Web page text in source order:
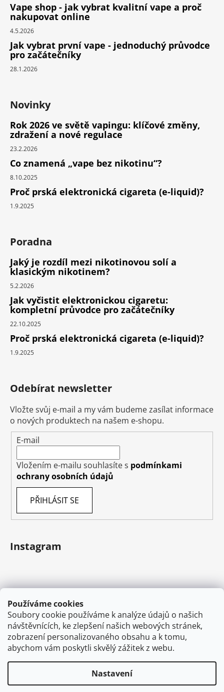
Používáme cookies
Soubory cookie používáme k analýze údajů o našich
návštěvnících, ke zlepšení našich webových stránek,
zobrazení personalizovaného obsahu a k tomu,
abychom vám poskytli skvělý zážitek z webu.
Nastavení
Vape shop - jak vybrat kvalitní vape a proč
nakupovat online
4.5.2026
Jak vybrat první vape - jednoduchý průvodce
pro začátečníky
28.1.2026
Novinky
Rok 2026 ve světě vapingu: klíčové změny,
zdražení a nové regulace
23.2.2026
Co znamená „vape bez nikotinu“?
8.10.2025
Proč prská elektronická cigareta (e-liquid)?
1.9.2025
Poradna
Jaký je rozdíl mezi nikotinovou solí a
klasickým nikotinem?
5.2.2026
Jak vyčistit elektronickou cigaretu:
kompletní průvodce pro začátečníky
22.10.2025
Proč prská elektronická cigareta (e-liquid)?
1.9.2025
Odebírat newsletter
Vložte svůj e-mail a my vám budeme zasílat informace
o nových produktech na našem e-shopu.
E-mail
Vložením e-mailu souhlasíte s podmínkami
ochrany osobních údajů
PŘIHLÁSIT SE
Instagram
Sledovat na Instagramu